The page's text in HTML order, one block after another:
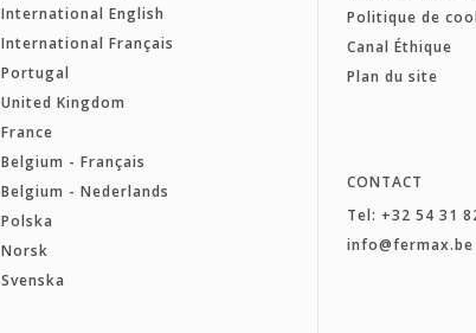
International English
International Français
Portugal
United Kingdom
France
Belgium - Français
Belgium - Nederlands
Polska
Norsk
Svenska
Politique de
Canal Éthique
Plan du site
CONTACT
Tel: +32 54 31
info@fermax.be